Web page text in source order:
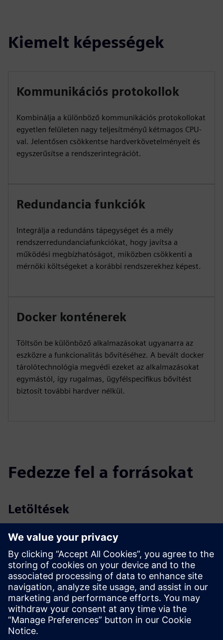
Kiemelt képességek
Kommunikációs protokollok
Kombinálja a különböző kommunikációs protokollokat
egyetlen felületen nagy teljesítményű kétmagos CPU-
val. Jelentősen csökkentse hardverkövetelményeit és
egyszerűsítse a rendszerintegrációt.
Redundancia funkciók
Integrálja a redundáns tápegységet és a mély
rendszerredundanciafunkciókat, hogy javítsa a
működési megbízhatóságot, miközben csökkenti a
mérnöki költségeket a korábbi rendszerekhez képest.
Docker konténerek
Töltsön be különböző alkalmazásokat ugyanarra az
eszközre a funkcionalitás bővítéséhez. A bevált docker
tárolótechnológia megvédi ezeket az alkalmazásokat
egymástól, így rugalmas, ügyfélspecifikus bővítést
biztosít további hardver nélkül.
Fedezze fel a forrásokat
Letöltések
Profil SICAM A8000
Profil SICAM A8000 állvány
Katalógus SICAM alállomás automatizálása
Pályázati előírások
SiePortal - Webáruház
SICAM A8000 a SiePortalon